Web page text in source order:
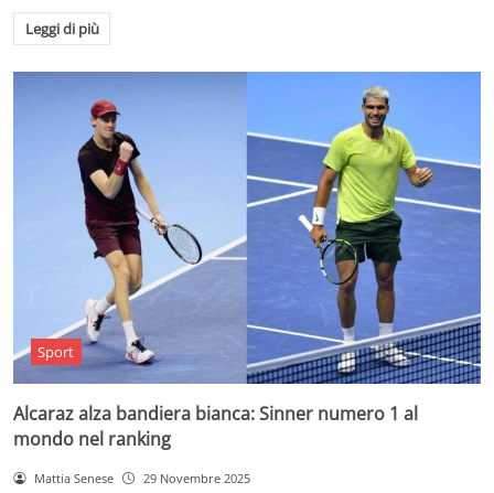
Leggi di più
Sport
Alcaraz alza bandiera bianca: Sinner numero 1 al
mondo nel ranking
Mattia Senese 29 Novembre 2025